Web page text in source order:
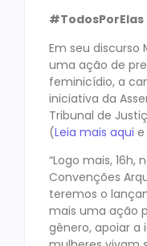
#TodosPorElas
Em seu discurso
uma ação de
feminicídio, a
iniciativa da
Tribunal de
(Leia mais aqui e
“Logo mais,
Convenções
teremos o
mais uma ação
gênero, apoiar a